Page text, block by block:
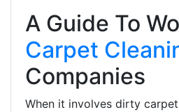
A Guide To
Carpet
Companies
When it involves dirty